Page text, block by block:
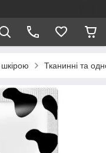
Тканинні та